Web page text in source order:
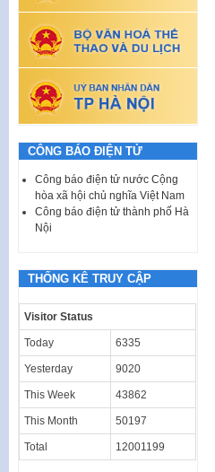
CÔNG BÁO ĐIỆN TỬ
Công báo điện tử nước Cộng
hòa xã hội chủ nghĩa Việt Nam
Công báo điện tử thành phố Hà
Nội
THỐNG KÊ TRUY CẬP
Visitor Status
Today 6335
Yesterday 9020
This Week 43862
This Month 50197
Total 12001199